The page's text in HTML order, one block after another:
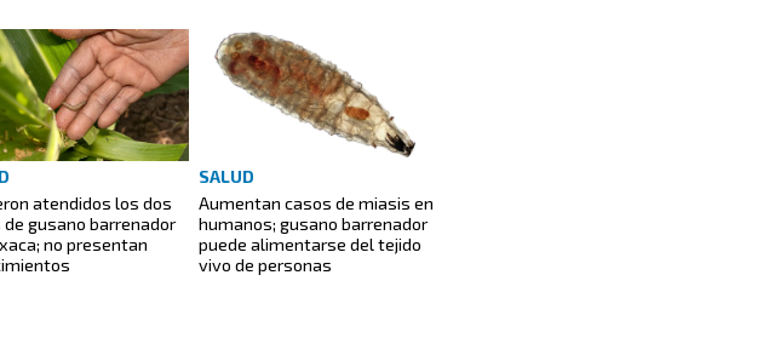
atendidos los dos
de gusano barrenador
no presentan
SALUD
Aumentan casos de miasis en
humanos; gusano barrenador
puede alimentarse del tejido
vivo de personas